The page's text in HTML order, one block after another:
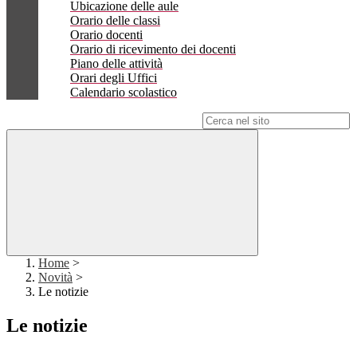
Ubicazione delle aule
Orario delle classi
Orario docenti
Orario di ricevimento dei docenti
Piano delle attività
Orari degli Uffici
Calendario scolastico
Home >
Novità >
Le notizie
Le notizie